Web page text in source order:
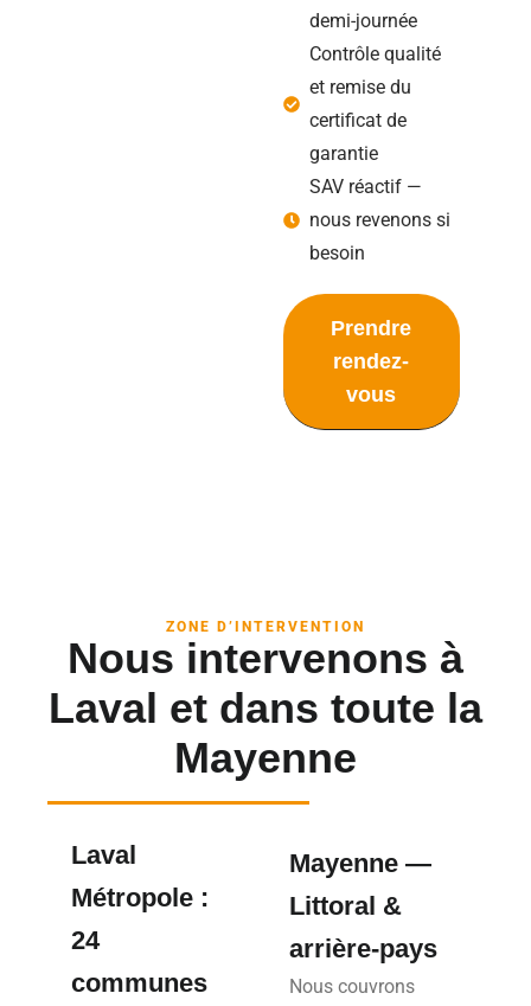
demi-journée
Contrôle qualité
et remise du
certificat de
garantie
SAV réactif —
nous revenons si
besoin
Prendre
rendez-
vous
ZONE D’INTERVENTION
Nous intervenons à
Laval et dans toute la
Mayenne
Laval
Métropole :
24
communes
Mayenne —
Littoral &
arrière-pays
Nous couvrons